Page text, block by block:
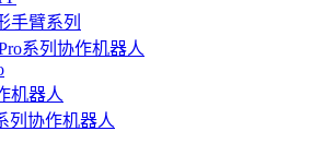
手臂系列
机器人